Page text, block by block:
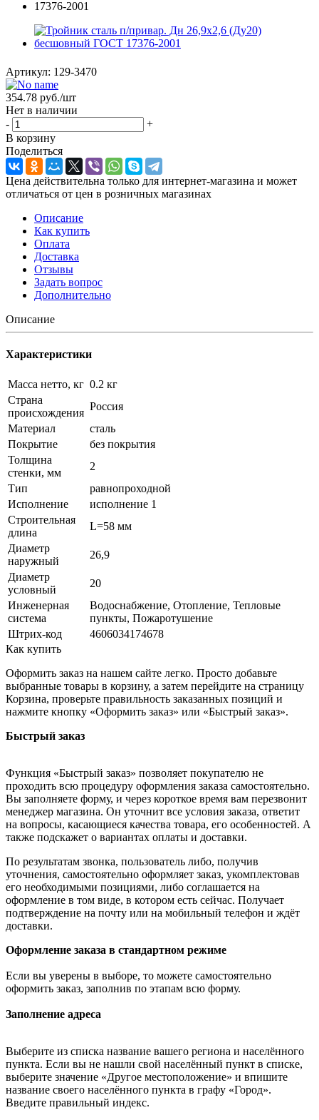
Артикул: 129-3470
354.78 руб./шт
Нет в наличии
-
+
В корзину
Поделиться
Цена действительна только для интернет-магазина и может
отличаться от цен в розничных магазинах
Описание
Как купить
Оплата
Доставка
Отзывы
Задать вопрос
Дополнительно
Описание
Характеристики
Масса нетто, кг 0.2 кг
Страна
происхождения
Россия
Материал
сталь
Покрытие
без покрытия
Толщина
стенки, мм
2
Тип
равнопроходной
Исполнение
исполнение 1
Строительная
длина
L=58 мм
Диаметр
наружный
26,9
Диаметр
условный
20
Инженерная
система
Водоснабжение, Отопление, Тепловые
пункты, Пожаротушение
Штрих-код
4606034174678
Как купить
Оформить заказ на нашем сайте легко. Просто добавьте
выбранные товары в корзину, а затем перейдите на страницу
Корзина, проверьте правильность заказанных позиций и
нажмите кнопку «Оформить заказ» или «Быстрый заказ».
Быстрый заказ
Функция «Быстрый заказ» позволяет покупателю не
проходить всю процедуру оформления заказа самостоятельно.
Вы заполняете форму, и через короткое время вам перезвонит
менеджер магазина. Он уточнит все условия заказа, ответит
на вопросы, касающиеся качества товара, его особенностей. А
также подскажет о вариантах оплаты и доставки.
По результатам звонка, пользователь либо, получив
уточнения, самостоятельно оформляет заказ, укомплектовав
его необходимыми позициями, либо соглашается на
оформление в том виде, в котором есть сейчас. Получает
подтверждение на почту или на мобильный телефон и ждёт
доставки.
Оформление заказа в стандартном режиме
Если вы уверены в выборе, то можете самостоятельно
оформить заказ, заполнив по этапам всю форму.
Заполнение адреса
Выберите из списка название вашего региона и населённого
пункта. Если вы не нашли свой населённый пункт в списке,
выберите значение «Другое местоположение» и впишите
название своего населённого пункта в графу «Город».
Введите правильный индекс.